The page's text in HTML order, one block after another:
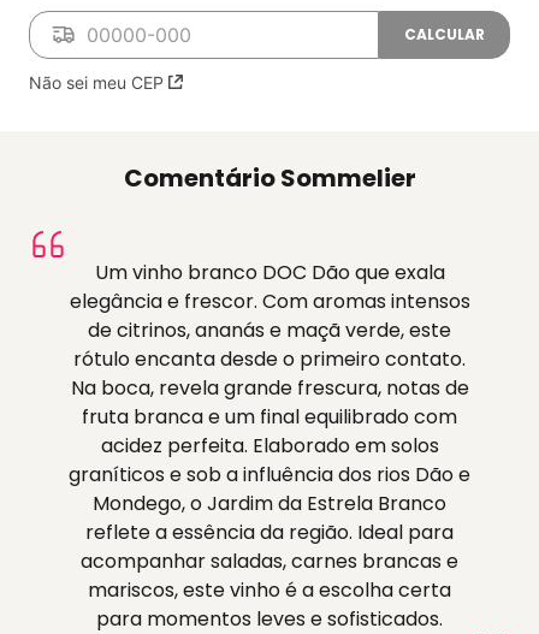
Não sei meu CEP
Comentário Sommelier
Um vinho branco DOC Dão que exala
elegância e frescor. Com aromas intensos
de citrinos, ananás e maçã verde, este
rótulo encanta desde o primeiro contato.
Na boca, revela grande frescura, notas de
fruta branca e um final equilibrado com
acidez perfeita. Elaborado em solos
graníticos e sob a influência dos rios Dão e
Mondego, o Jardim da Estrela Branco
reflete a essência da região. Ideal para
acompanhar saladas, carnes brancas e
mariscos, este vinho é a escolha certa
para momentos leves e sofisticados.